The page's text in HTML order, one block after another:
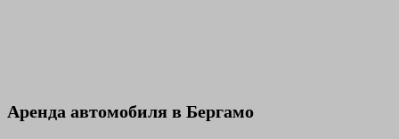
Аренда автомобиля в Бергамо